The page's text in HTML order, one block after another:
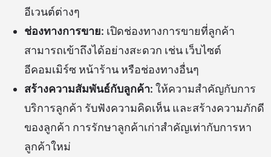
อีเวนต์ต่างๆ
ช่องทางการขาย: เปิดช่องทางการขายที่ลูกค้า
สามารถเข้าถึงได้อย่างสะดวก เช่น เว็บไซต์
อีคอมเมิร์ซ หน้าร้าน หรือช่องทางอื่นๆ
สร้างความสัมพันธ์กับลูกค้า: ให้ความสำคัญกับการ
บริการลูกค้า รับฟังความคิดเห็น และสร้างความภักดี
ของลูกค้า การรักษาลูกค้าเก่าสำคัญเท่ากับการหา
ลูกค้าใหม่